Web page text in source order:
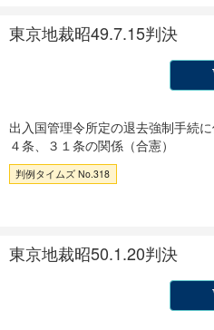
東京地裁昭49.7.15判決
出入国管理令所定の退去強制手続
４条、３１条の関係（合憲）
判例タイムズ No.318
東京地裁昭50.1.20判決